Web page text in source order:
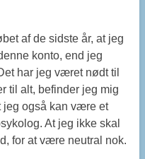
af de sidste år, at jeg
konto, end jeg
har jeg været nødt til
til alt, befinder jeg mig
jeg også kan være et
At jeg ikke skal
for at være neutral nok.